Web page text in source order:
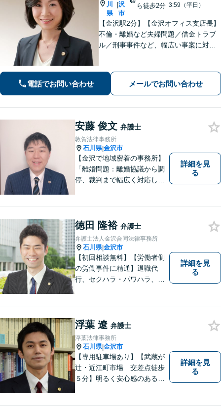
川
県
|沢
市
ら徒歩2分 3:59（平日）
【金沢駅2分】【金沢オフィス支店長】
不倫・離婚など夫婦問題／借金トラブ
ル／刑事事件など、幅広い事案に対応
ですので、リラックスしてお話しいた
だけると思います。法テラスOK
電話でお問い合わせ メールでお問い合わせ
安藤 俊文 弁護士
敦賀法律事務所
石川県|金沢市
【金沢で地域密着の事務所】
「離婚問題：離婚協議から調
停、裁判まで幅広く対応し、
弁護士が介入することで賠償
金の大幅な増額が実現できる
ケースあり」【休日・夜間相
談可】
詳細を見
る
徳田 隆裕 弁護士
弁護士法人金沢合同法律事務所
石川県|金沢市
【初回相談無料】【労働者側
の労働事件に精通】退職代
行、セクハラ・パワハラ、労
ルも対応可能【メール相談／
ビデオ面談可】【土曜日も対
応】
詳細を見
る
浮葉 遼 弁護士
浮葉法律事務所
石川県|金沢市
【専用駐車場あり】【武蔵が
辻・近江町市場 交差点徒歩
５分】明るく安心感のある事
詳細を見
る